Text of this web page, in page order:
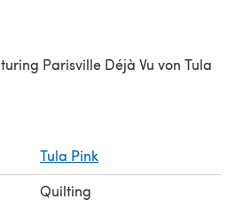
Parisville Déjà Vu von Tula
Tula Pink
Quilting